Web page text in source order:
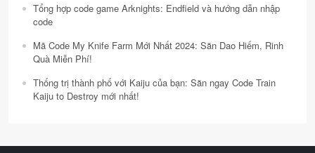
Tổng hợp code game Arknights: Endfield và hướng dẫn nhập
code
Mã Code My Knife Farm Mới Nhất 2024: Săn Dao Hiếm, Rinh
Quà Miễn Phí!
Thống trị thành phố với Kaiju của bạn: Săn ngay Code Train
Kaiju to Destroy mới nhất!